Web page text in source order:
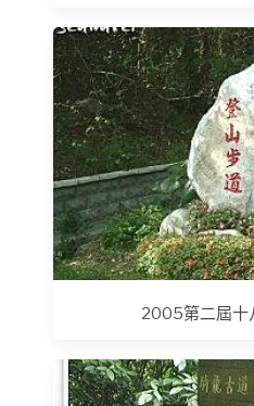
2005第二屆十